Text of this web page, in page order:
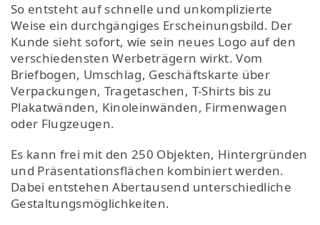
So entsteht auf schnelle und unkomplizierte
Weise ein durchgängiges Erscheinungsbild. Der
Kunde sieht sofort, wie sein neues Logo auf den
verschiedensten Werbeträgern wirkt. Vom
Briefbogen, Umschlag, Geschäftskarte über
Verpackungen, Tragetaschen, T-Shirts bis zu
Plakatwänden, Kinoleinwänden, Firmenwagen
oder Flugzeugen.
Es kann frei mit den 250 Objekten, Hintergründen
und Präsentationsflächen kombiniert werden.
Dabei entstehen Abertausend unterschiedliche
Gestaltungsmöglichkeiten.